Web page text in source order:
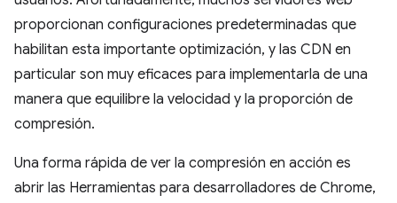
proporcionan configuraciones predeterminadas que
habilitan esta importante optimización, y las CDN en
particular son muy eficaces para implementarla de una
manera que equilibre la velocidad y la proporción de
compresión.
Una forma rápida de ver la compresión en acción es
abrir las Herramientas para desarrolladores de Chrome,